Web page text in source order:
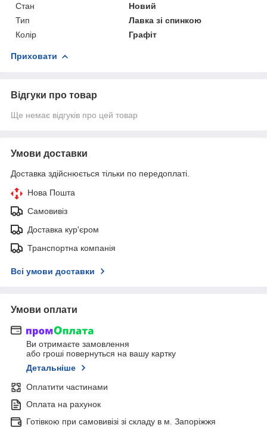
Стан
Новий
Тип
Лавка зі спинкою
Колір
Графіт
Приховати
Відгуки про товар
Ще немає відгуків про цей товар
Умови доставки
Доставка здійснюється тільки по передоплаті.
Нова Пошта
Самовивіз
Доставка кур'єром
Транспортна компанія
Всі умови доставки
Умови оплати
Ви отримаєте замовлення
або гроші повернуться на вашу картку
Детальніше
Оплатити частинами
Оплата на рахунок
Готівкою при самовивізі зі складу в м. Запоріжжя